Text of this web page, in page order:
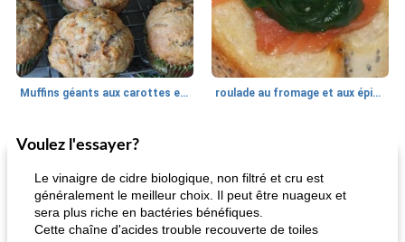
Muffins géants aux carottes et à la banane de Nif roulade au fromage et aux épinards
Marques de confiance: recettes et
Voulez l'essayer?
Le vinaigre de cidre biologique, non filtré et cru est
généralement le meilleur choix. Il peut être nuageux et
sera plus riche en bactéries bénéfiques.
Cette chaîne d'acides trouble recouverte de toiles